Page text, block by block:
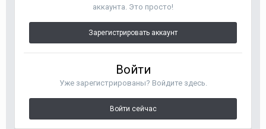
аккаунта. Это просто!
Зарегистрировать аккаунт
Войти
Уже зарегистрированы? Войдите здесь.
Войти сейчас